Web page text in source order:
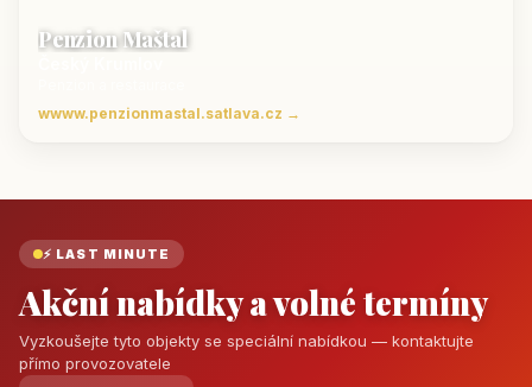
Penzion Maštal
wwww.penzionmastal.satlava.cz →
⚡ LAST MINUTE
Akční nabídky a volné termíny
Vyzkoušejte tyto objekty se speciální nabídkou — kontaktujte
přímo provozovatele